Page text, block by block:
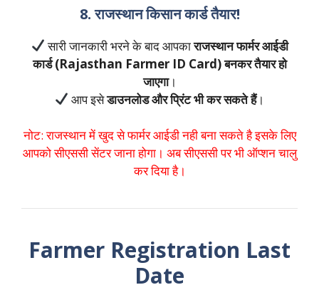
8. राजस्थान किसान कार्ड तैयार!
सारी जानकारी भरने के बाद आपकाराजस्थान फार्मर आईडी
कार्ड (Rajasthan Farmer ID Card) बनकर तैयार हो
जाएगा।
आप इसेडाउनलोड और प्रिंट भी कर सकते हैं।
नोट: राजस्थान में खुद से फार्मर आईडी नही बना सकते है इसके लिए
आपको सीएससी सेंटर जाना होगा। अब सीएससी पर भी ऑप्शन चालु
कर दिया है।
Farmer Registration Last
Date